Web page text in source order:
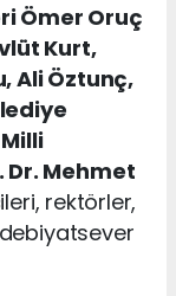
Ömer Oruç
Kurt,
Ali Öztunç,
Dr. Mehmet
rektörler,